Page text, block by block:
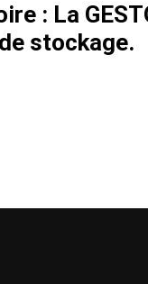
: La
stockage.